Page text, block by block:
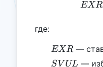
EXR
где:
EXR
EXR—
SVUL
SV UL —